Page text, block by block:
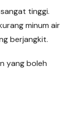
tinggi.
minum air
berjangkit.
yang boleh